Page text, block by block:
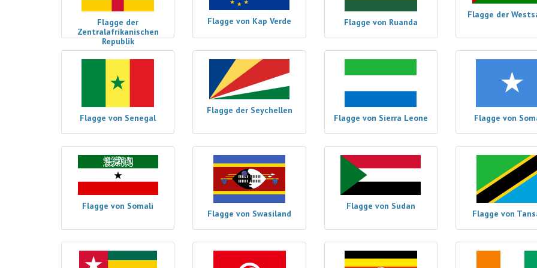
Flagge der
Zentralafrikanischen
Republik
Flagge von Kap Verde Flagge von Ruanda
Flagge der
Flagge von Senegal
Flagge der Seychellen
Flagge von Sierra Leone Flagge von
Flagge von Somali
Flagge von Swasiland
Flagge von Sudan
Flagge von